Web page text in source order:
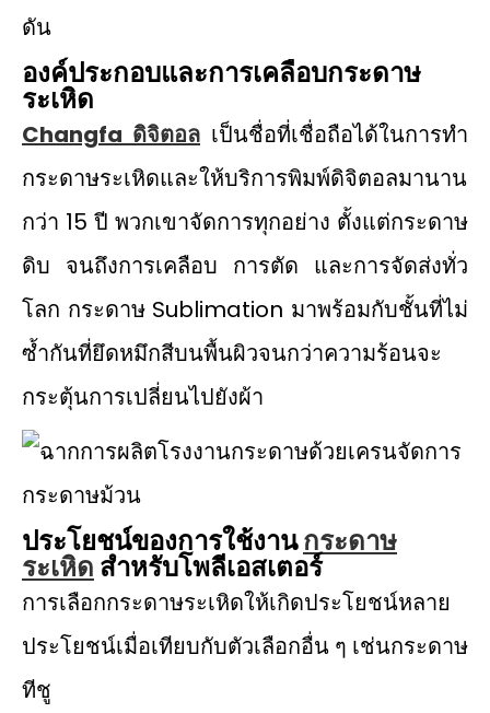
ดัน
องค์ประกอบและการเคลือบกระดาษ
ระเหิด
Changfa ดิจิตอล เป็นชื่อที่เชื่อถือได้ในการทำ
กระดาษระเหิดและให้บริการพิมพ์ดิจิตอลมานาน
กว่า 15 ปี พวกเขาจัดการทุกอย่าง ตั้งแต่กระดาษ
ดิบ จนถึงการเคลือบ การตัด และการจัดส่งทั่ว
โลก กระดาษ Sublimation มาพร้อมกับชั้นที่ไม่
ซ้ำกันที่ยึดหมึกสีบนพื้นผิวจนกว่าความร้อนจะ
กระตุ้นการเปลี่ยนไปยังผ้า
ประโยชน์ของการใช้งานกระดาษ
ระเหิด สำหรับโพลีเอสเตอร์
การเลือกกระดาษระเหิดให้เกิดประโยชน์หลาย
ประโยชน์เมื่อเทียบกับตัวเลือกอื่น ๆ เช่นกระดาษ
ทีชู